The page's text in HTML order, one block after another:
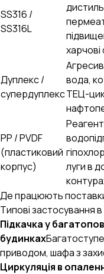
SS316 /
SS316L
Дуплекс /
супердуплекс
вода,
ТЕЦ-
PP / PVDF
(пластиковий
корпус)
луги в
Де працюють
Типові застосування в
Підкачка у
будинках
приводом, шафа з
Циркуляція в